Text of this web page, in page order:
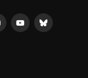
YouTubeBluesky